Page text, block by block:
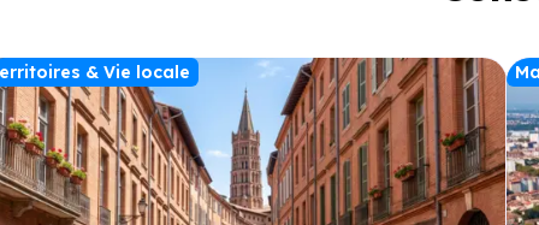
& Vie locale